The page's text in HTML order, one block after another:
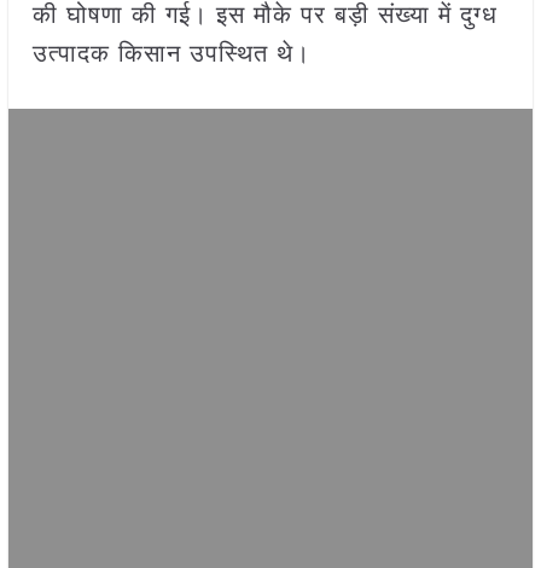
की घोषणा की गई। इस मौके पर बड़ी संख्या में दुग्ध
उत्पादक किसान उपस्थित थे।